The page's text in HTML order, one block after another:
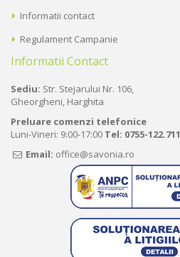
Informatii contact
Regulament Campanie
Informatii Contact
Sediu: Str. Stejarului Nr. 106,
Gheorgheni, Harghita
Preluare comenzi telefonice
Luni-Vineri: 9:00-17:00 Tel: 0755-122.711
Email: office@savonia.ro